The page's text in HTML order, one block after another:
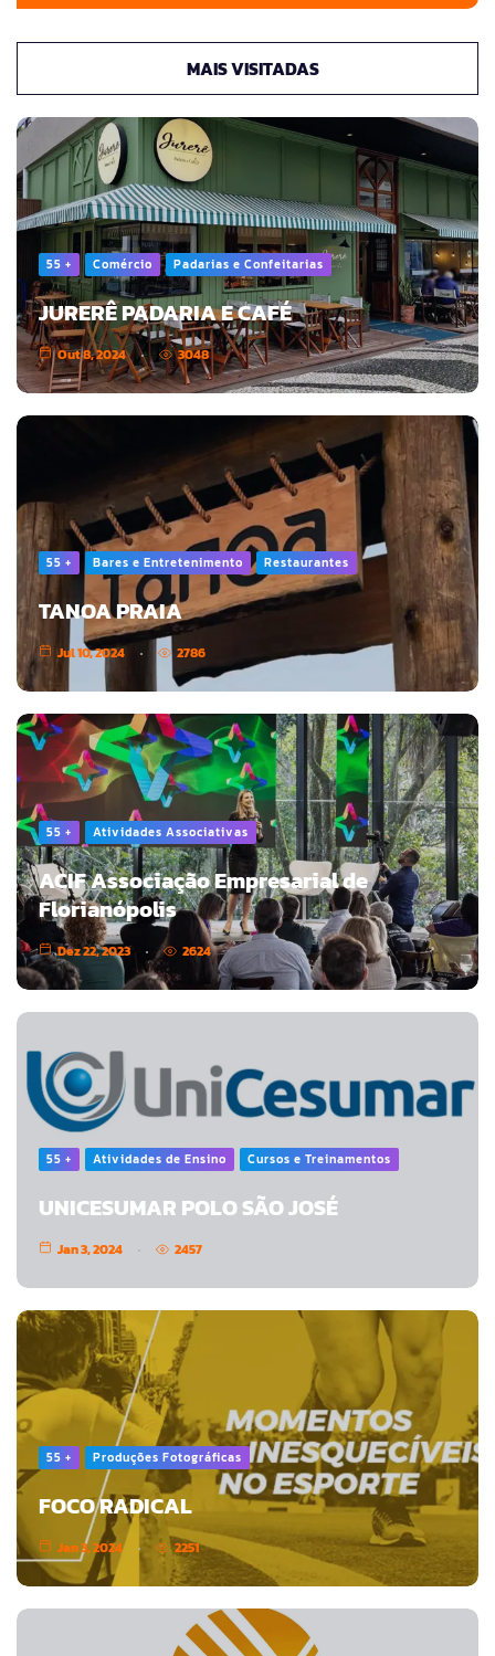
MAIS VISITADAS
55 + Comércio Padarias e Confeitarias
JURERÊ PADARIA E CAFÉ
Out 8, 2024 3048
55 + Bares e Entretenimento Restaurantes
TANOA PRAIA
Jul 10, 2024 2786
55 + Atividades Associativas
ACIF Associação Empresarial de
Florianópolis
Dez 22, 2023 2624
55 + Atividades de Ensino Cursos e Treinamentos
UNICESUMAR POLO SÃO JOSÉ
Jan 3, 2024 2457
55 + Produções Fotográficas
FOCO RADICAL
Jan 3, 2024 2251